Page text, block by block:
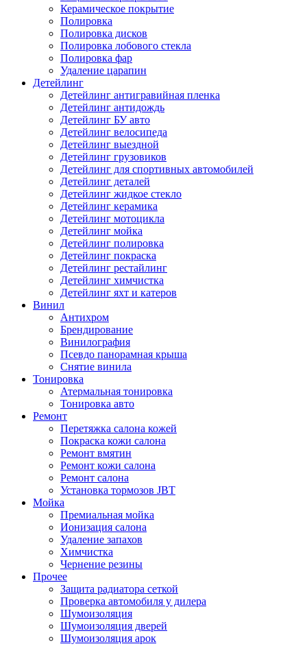
Керамическое покрытие
Полировка
Полировка дисков
Полировка лобового стекла
Полировка фар
Удаление царапин
Детейлинг
Детейлинг антигравийная пленка
Детейлинг антидождь
Детейлинг БУ авто
Детейлинг велосипеда
Детейлинг выездной
Детейлинг грузовиков
Детейлинг для спортивных автомобилей
Детейлинг деталей
Детейлинг жидкое стекло
Детейлинг керамика
Детейлинг мотоцикла
Детейлинг мойка
Детейлинг полировка
Детейлинг покраска
Детейлинг рестайлинг
Детейлинг химчистка
Детейлинг яхт и катеров
Винил
Антихром
Брендирование
Винилография
Псевдо панорамная крыша
Снятие винила
Тонировка
Атермальная тонировка
Тонировка авто
Ремонт
Перетяжка салона кожей
Покраска кожи салона
Ремонт вмятин
Ремонт кожи салона
Ремонт салона
Установка тормозов JBT
Мойка
Премиальная мойка
Ионизация салона
Удаление запахов
Химчистка
Чернение резины
Прочее
Защита радиатора сеткой
Проверка автомобиля у дилера
Шумоизоляция
Шумоизоляция дверей
Шумоизоляция арок